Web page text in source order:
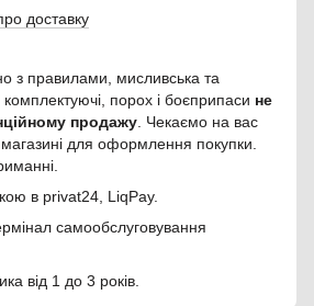
доставку
з правилами, мисливська та
порох і боєприпаси не
продажу . Чекаємо на вас
для оформлення покупки.
в privat24, LiqPay.
самообслуговування
від 1 до 3 років.